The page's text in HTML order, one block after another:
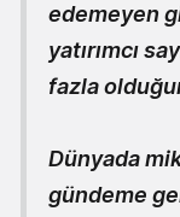
edemeyen
yatırımcı
fazla
Dünyada
gündeme